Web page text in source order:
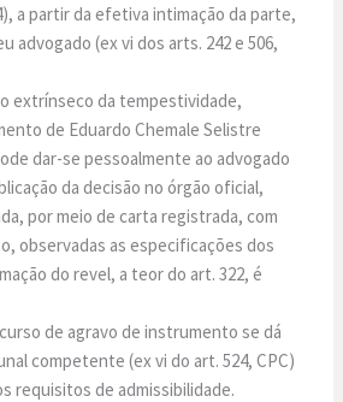
a partir da efetiva intimação da parte,
advogado (ex vi dos arts. 242 e 506,
extrínseco da tempestividade,
de Eduardo Chemale Selistre
dar-se pessoalmente ao advogado
da decisão no órgão oficial,
por meio de carta registrada, com
observadas as especificações dos
do revel, a teor do art. 322, é
de agravo de instrumento se dá
competente (ex vi do art. 524, CPC)
requisitos de admissibilidade.